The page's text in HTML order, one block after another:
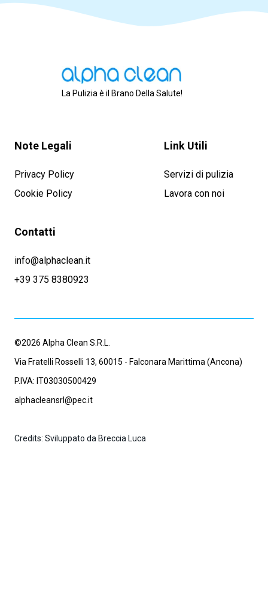
La Pulizia è il Brano Della Salute!
Note Legali
Privacy Policy
Cookie Policy
Link Utili
Servizi di pulizia
Lavora con noi
Contatti
info@alphaclean.it
+39 375 8380923
©2026 Alpha Clean S.R.L.
Via Fratelli Rosselli 13, 60015 - Falconara Marittima (Ancona)
P.IVA: IT03030500429
alphacleansrl@pec.it
Credits: Sviluppato da Breccia Luca